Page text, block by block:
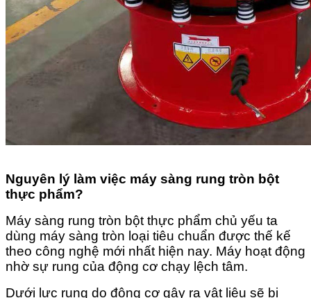
Nguyên lý làm việc máy sàng rung tròn bột
thực phẩm?
Máy sàng rung tròn bột thực phẩm chủ yếu ta
dùng máy sàng tròn loại tiêu chuẩn được thế kế
theo công nghệ mới nhất hiện nay. Máy hoạt động
nhờ sự rung của động cơ chạy lệch tâm.
Dưới lực rung do động cơ gây ra vật liệu sẽ bị